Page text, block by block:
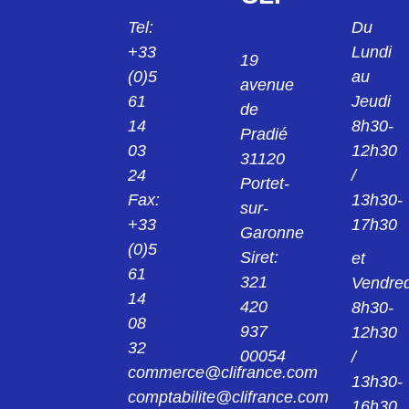
KPS1/B2 PINCE NOIR 2MM 24.0139-21
KPS1/B2 PINCE ROUGE 2MM 24.0139-22
KK4/4 MANCHON NOIR 4MM 24.0142-21
KK4/4 MANCHON ROUGE 4MM 24.0142-
AGK20 PINCE 4MM 24.0149
AGK40 PINCE NOIR 2MM 24.0154-21
Tel:
+33
(0)5
61
14
03
24
Fax:
+33
(0)5
61
14
08
32
commerce@clifrance.com
comptabilite@clifrance.com
19
avenue
de
Pradié
31120
Portet-
sur-
Garonne
Siret:
321
420
937
00054
Du
Lundi
au
Jeudi
8h30-
12h30
/
13h30-
17h30
et
8h30-
12h30
/
13h30-